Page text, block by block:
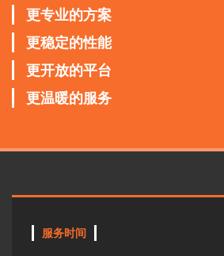
更专业的方案
更稳定的性能
更开放的平台
更温暖的服务
服务时间